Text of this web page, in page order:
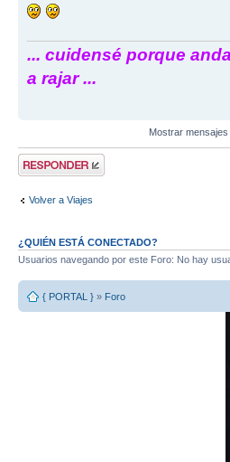
... cuidensé porque
a rajar ...
Mostrar
Publicar una
respuesta
Volver a Viajes
¿QUIÉN ESTÁ CONECTADO?
Usuarios navegando por este Foro: No hay
{ PORTAL } » Foro